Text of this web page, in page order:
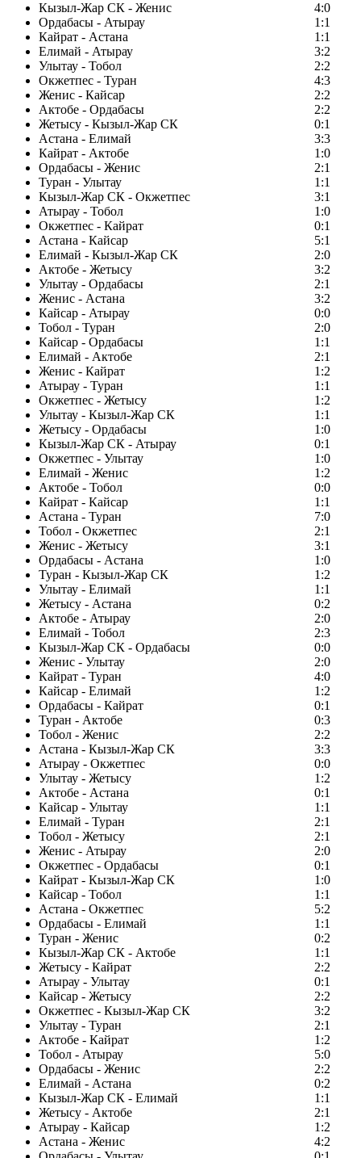
Кызыл-Жар СК - Женис
4:0
Ордабасы - Атырау
1:1
Кайрат - Астана
1:1
Елимай - Атырау
3:2
Улытау - Тобол
2:2
Окжетпес - Туран
4:3
Женис - Кайсар
2:2
Актобе - Ордабасы
2:2
Жетысу - Кызыл-Жар СК
0:1
Астана - Елимай
3:3
Кайрат - Актобе
1:0
Ордабасы - Женис
2:1
Туран - Улытау
1:1
Кызыл-Жар СК - Окжетпес
3:1
Атырау - Тобол
1:0
Окжетпес - Кайрат
0:1
Астана - Кайсар
5:1
Елимай - Кызыл-Жар СК
2:0
Актобе - Жетысу
3:2
Улытау - Ордабасы
2:1
Женис - Астана
3:2
Кайсар - Атырау
0:0
Тобол - Туран
2:0
Кайсар - Ордабасы
1:1
Елимай - Актобе
2:1
Женис - Кайрат
1:2
Атырау - Туран
1:1
Окжетпес - Жетысу
1:2
Улытау - Кызыл-Жар СК
1:1
Жетысу - Ордабасы
1:0
Кызыл-Жар СК - Атырау
0:1
Окжетпес - Улытау
1:0
Елимай - Женис
1:2
Актобе - Тобол
0:0
Кайрат - Кайсар
1:1
Астана - Туран
7:0
Тобол - Окжетпес
2:1
Женис - Жетысу
3:1
Ордабасы - Астана
1:0
Туран - Кызыл-Жар СК
1:2
Улытау - Елимай
1:1
Жетысу - Астана
0:2
Актобе - Атырау
2:0
Елимай - Тобол
2:3
Кызыл-Жар СК - Ордабасы
0:0
Женис - Улытау
2:0
Кайрат - Туран
4:0
Кайсар - Елимай
1:2
Ордабасы - Кайрат
0:1
Туран - Актобе
0:3
Тобол - Женис
2:2
Астана - Кызыл-Жар СК
3:3
Атырау - Окжетпес
0:0
Улытау - Жетысу
1:2
Актобе - Астана
0:1
Кайсар - Улытау
1:1
Елимай - Туран
2:1
Тобол - Жетысу
2:1
Женис - Атырау
2:0
Окжетпес - Ордабасы
0:1
Кайрат - Кызыл-Жар СК
1:0
Кайсар - Тобол
1:1
Астана - Окжетпес
5:2
Ордабасы - Елимай
1:1
Туран - Женис
0:2
Кызыл-Жар СК - Актобе
1:1
Жетысу - Кайрат
2:2
Атырау - Улытау
0:1
Кайсар - Жетысу
2:2
Окжетпес - Кызыл-Жар СК
3:2
Улытау - Туран
2:1
Актобе - Кайрат
1:2
Тобол - Атырау
5:0
Ордабасы - Женис
2:2
Елимай - Астана
0:2
Кызыл-Жар СК - Елимай
1:1
Жетысу - Актобе
2:1
Атырау - Кайсар
1:2
Астана - Женис
4:2